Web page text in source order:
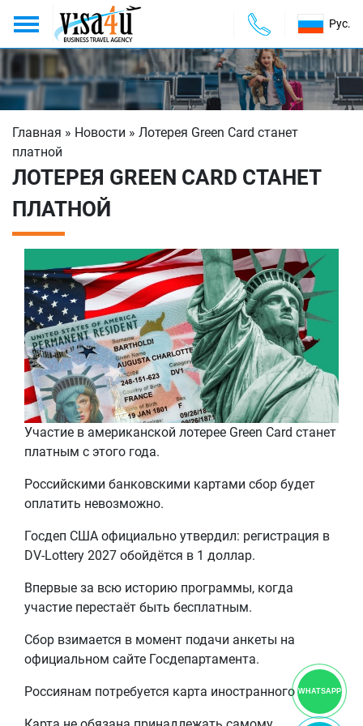
Рус.
О КОМПАНИИ
УСЛУГИ
ФОРМЫ ОПЛАТЫ
FAQ
НОВОСТИ
КОНТАКТЫ
Главная » Новости » Лотерея Green Card станет
платной
ЛОТЕРЕЯ GREEN CARD СТАНЕТ
ПЛАТНОЙ
Участие в американской лотерее Green Card станет
платным с этого года.
Российскими банковскими картами сбор будет
оплатить невозможно.
Госдеп США официально утвердил: регистрация в
DV-Lottery 2027 обойдётся в 1 доллар.
Впервые за всю историю программы, когда
участие перестаёт быть бесплатным.
Сбор взимается в момент подачи анкеты на
официальном сайте Госдепартамента.
Россиянам потребуется карта иностранного банка.
О компании
Услуги
Формы оплаты
FAQ
Новости
Контакты
WHATSAPP